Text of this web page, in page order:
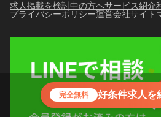
完全無料 好条件求人を
求人掲載を検討中の方へサービス紹介
プライバシーポリシー運営会社サイト